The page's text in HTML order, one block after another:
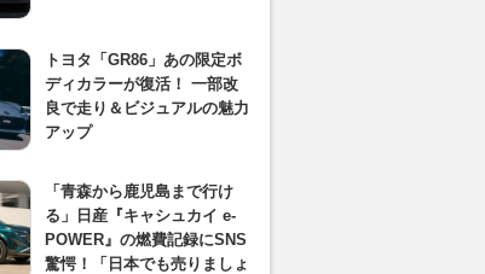
トヨタ「GR86」あの限定ボ
ディカラーが復活！ 一部改
良で走り＆ビジュアルの魅力
アップ
「青森から鹿児島まで行け
る」日産『キャシュカイ e-
POWER』の燃費記録にSNS
驚愕！「日本でも売りましょ